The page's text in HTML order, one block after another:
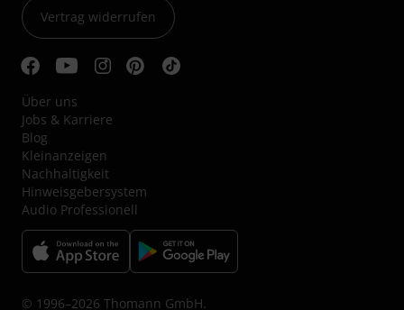
Vertrag widerrufen
Über uns
Jobs & Karriere
Blog
Kleinanzeigen
Nachhaltigkeit
Hinweisgebersystem
Audio Professionell
© 1996–2026 Thomann GmbH.